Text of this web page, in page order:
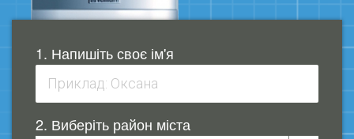
1. Напишіть своє ім'я
2. Виберіть район міста